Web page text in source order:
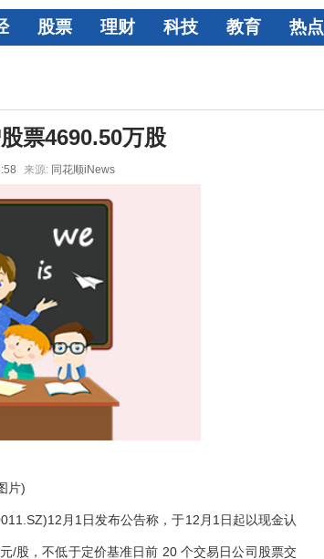
股票 理财 科技 教育 热点
票4690.50万股
来源: 同花顺iNews
片)
月1日发布公告称，于12月1日起以现金认
/股，不低于定价基准日前 20 个交易日公司股票交